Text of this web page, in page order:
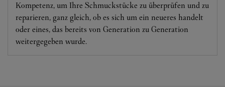
Kompetenz, um Ihre Schmuckstücke zu überprüfen und zu
reparieren, ganz gleich, ob es sich um ein neueres handelt
oder eines, das bereits von Generation zu Generation
weitergegeben wurde.